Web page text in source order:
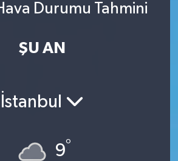
Durumu Tahmini
ŞU AN
İstanbul
9°
Durumu ve Fikstür